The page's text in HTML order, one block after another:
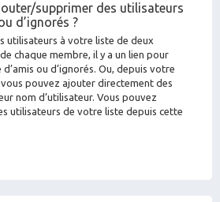
supprimer des utilisateurs
d’ignorés ?
utilisateurs à votre liste de deux
chaque membre, il y a un lien pour
ou d’ignorés. Ou, depuis votre
vous pouvez ajouter directement des
nom d’utilisateur. Vous pouvez
utilisateurs de votre liste depuis cette